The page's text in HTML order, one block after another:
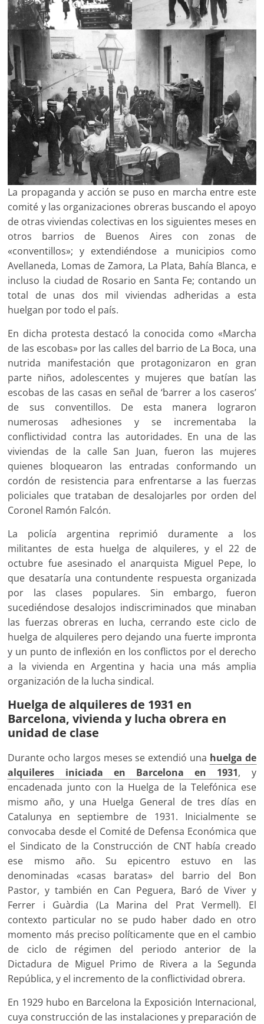
La propaganda y acción se puso en marcha entre este
comité y las organizaciones obreras buscando el apoyo
de otras viviendas colectivas en los siguientes meses en
otros barrios de Buenos Aires con zonas de
«conventillos»; y extendiéndose a municipios como
Avellaneda, Lomas de Zamora, La Plata, Bahía Blanca, e
incluso la ciudad de Rosario en Santa Fe; contando un
total de unas dos mil viviendas adheridas a esta
huelgan por todo el país.
En dicha protesta destacó la conocida como «Marcha
de las escobas» por las calles del barrio de La Boca, una
nutrida manifestación que protagonizaron en gran
parte niños, adolescentes y mujeres que batían las
escobas de las casas en señal de ‘barrer a los caseros’
de sus conventillos. De esta manera lograron
numerosas adhesiones y se incrementaba la
conflictividad contra las autoridades. En una de las
viviendas de la calle San Juan, fueron las mujeres
quienes bloquearon las entradas conformando un
cordón de resistencia para enfrentarse a las fuerzas
policiales que trataban de desalojarles por orden del
Coronel Ramón Falcón.
La policía argentina reprimió duramente a los
militantes de esta huelga de alquileres, y el 22 de
octubre fue asesinado el anarquista Miguel Pepe, lo
que desataría una contundente respuesta organizada
por las clases populares. Sin embargo, fueron
sucediéndose desalojos indiscriminados que minaban
las fuerzas obreras en lucha, cerrando este ciclo de
huelga de alquileres pero dejando una fuerte impronta
y un punto de inflexión en los conflictos por el derecho
a la vivienda en Argentina y hacia una más amplia
organización de la lucha sindical.
Huelga de alquileres de 1931 en
Barcelona, vivienda y lucha obrera en
unidad de clase
Durante ocho largos meses se extendió una huelga de
alquileres iniciada en Barcelona en 1931, y
encadenada junto con la Huelga de la Telefónica ese
mismo año, y una Huelga General de tres días en
Catalunya en septiembre de 1931. Inicialmente se
convocaba desde el Comité de Defensa Económica que
el Sindicato de la Construcción de CNT había creado
ese mismo año. Su epicentro estuvo en las
denominadas «casas baratas» del barrio del Bon
Pastor, y también en Can Peguera, Baró de Viver y
Ferrer i Guàrdia (La Marina del Prat Vermell). El
contexto particular no se pudo haber dado en otro
momento más preciso políticamente que en el cambio
de ciclo de régimen del periodo anterior de la
Dictadura de Miguel Primo de Rivera a la Segunda
República, y el incremento de la conflictividad obrera.
En 1929 hubo en Barcelona la Exposición Internacional,
cuya construcción de las instalaciones y preparación de